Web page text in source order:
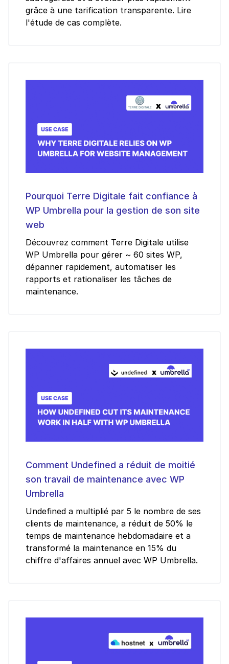
grâce à une tarification transparente. Lire
l'étude de cas complète.
Pourquoi Terre Digitale fait confiance à
WP Umbrella pour la gestion de son site
web
Découvrez comment Terre Digitale utilise
WP Umbrella pour gérer ~ 60 sites WP,
dépanner rapidement, automatiser les
rapports et rationaliser les tâches de
maintenance.
Comment Undefined a réduit de moitié
son travail de maintenance avec WP
Umbrella
Undefined a multiplié par 5 le nombre de ses
clients de maintenance, a réduit de 50% le
temps de maintenance hebdomadaire et a
transformé la maintenance en 15% du
chiffre d'affaires annuel avec WP Umbrella.